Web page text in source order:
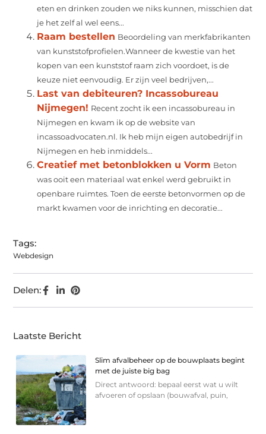
eten en drinken zouden we niks kunnen, misschien dat
je het zelf al wel eens...
Raam bestellen Beoordeling van merkfabrikanten
van kunststofprofielen.Wanneer de kwestie van het
kopen van een kunststof raam zich voordoet, is de
keuze niet eenvoudig. Er zijn veel bedrijven,...
Last van debiteuren? Incassobureau
Nijmegen! Recent zocht ik een incassobureau in
Nijmegen en kwam ik op de website van
incassoadvocaten.nl. Ik heb mijn eigen autobedrijf in
Nijmegen en heb inmiddels...
Creatief met betonblokken u Vorm Beton
was ooit een materiaal wat enkel werd gebruikt in
openbare ruimtes. Toen de eerste betonvormen op de
markt kwamen voor de inrichting en decoratie...
Tags:
Webdesign
Delen:
Laatste Bericht
Slim afvalbeheer op de bouwplaats begint
met de juiste big bag
Direct antwoord: bepaal eerst wat u wilt
afvoeren of opslaan (bouwafval, puin,